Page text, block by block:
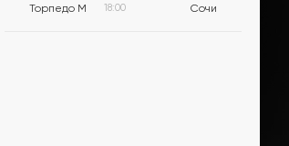
Торпедо М 18:00 Сочи